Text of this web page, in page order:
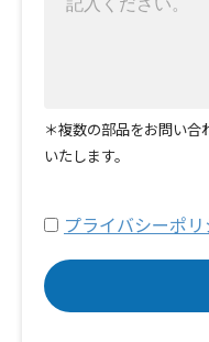
＊複数の部品をお問い
いたします。
プライバシーポリ